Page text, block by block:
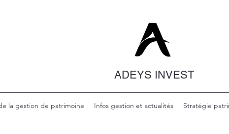
ADEYS INVEST
la gestion de patrimoine Infos gestion et actualités Stratégie